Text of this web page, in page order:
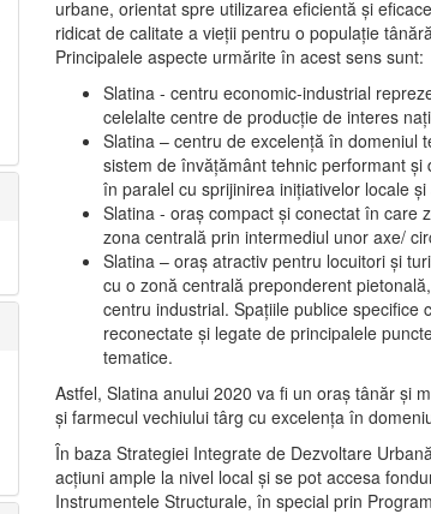
urbane, orientat spre utilizarea eficientă şi
ridicat de calitate a vieţii pentru o populaţie
Principalele aspecte urmărite în acest sens sunt:
Slatina - centru economic-industrial
celelalte centre de producţie de interes
Slatina – centru de excelenţă în domeniul
sistem de învăţământ tehnic performant
în paralel cu sprijinirea iniţiativelor locale
Slatina - oraş compact şi conectat în care
zona centrală prin intermediul unor axe/
Slatina – oraş atractiv pentru locuitori şi
cu o zonă centrală preponderent
centru industrial. Spaţiile publice
reconectate şi legate de principalele
tematice.
Astfel, Slatina anului 2020 va fi un oraş tânăr şi
şi farmecul vechiului târg cu excelenţa în
În baza Strategiei Integrate de Dezvoltare
acţiuni ample la nivel local şi se pot accesa
Instrumentele Structurale, în special prin